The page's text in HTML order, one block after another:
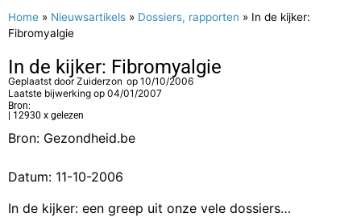
Home » Nieuwsartikels » Dossiers, rapporten » In de kijker:
Fibromyalgie
In de kijker: Fibromyalgie
Geplaatst doorZuiderzon op 10/10/2006
Laatste bijwerking op 04/01/2007
Bron:
| 12930 x gelezen
Bron: Gezondheid.be
Datum: 11-10-2006
In de kijker: een greep uit onze vele dossiers…